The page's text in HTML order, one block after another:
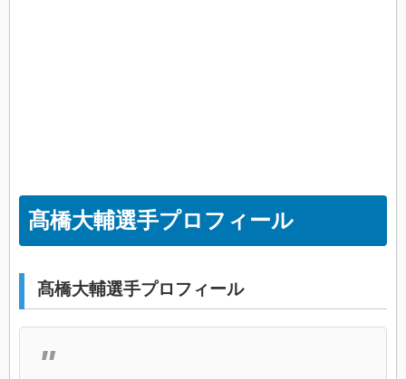
髙橋大輔選手プロフィール
髙橋大輔選手プロフィール